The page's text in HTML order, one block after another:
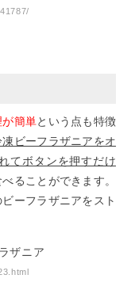
が簡単という点も特徴
ビーフラザニアをオ
てボタンを押すだけ
ることができます。
ーフラザニアをスト